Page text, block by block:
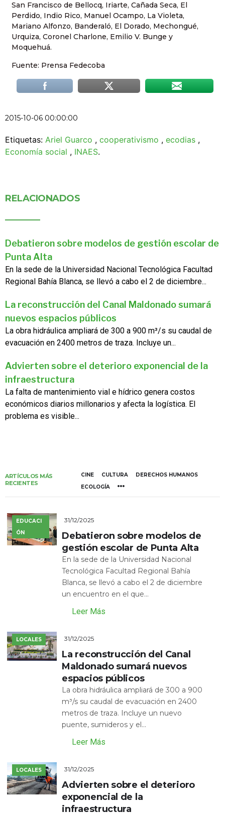
San Francisco de Bellocq, Iriarte, Cañada Seca, El
Perdido, Indio Rico, Manuel Ocampo, La Violeta,
Mariano Alfonzo, Banderaló, El Dorado, Mechongué,
Urquiza, Coronel Charlone, Emilio V. Bunge y
Moquehuá.
Fuente: Prensa Fedecoba
2015-10-06 00:00:00
Etiquetas: Ariel Guarco , cooperativismo , ecodias ,
Economía social , INAES.
RELACIONADOS
Debatieron sobre modelos de gestión escolar de
Punta Alta
En la sede de la Universidad Nacional Tecnológica Facultad
Regional Bahía Blanca, se llevó a cabo el 2 de diciembre...
La reconstrucción del Canal Maldonado sumará
nuevos espacios públicos
La obra hidráulica ampliará de 300 a 900 m³/s su caudal de
evacuación en 2400 metros de traza. Incluye un...
Advierten sobre el deterioro exponencial de la
infraestructura
La falta de mantenimiento vial e hídrico genera costos
económicos diarios millonarios y afecta la logística. El
problema es visible...
ARTÍCULOS MÁS
RECIENTES
CINE CULTURA
DERECHOS HUMANOS
ECOLOGÍA
EDUCACI
ÓN
31/12/2025
Debatieron sobre modelos de
gestión escolar de Punta Alta
En la sede de la Universidad Nacional
Tecnológica Facultad Regional Bahía
Blanca, se llevó a cabo el 2 de diciembre
un encuentro en el que...
Leer Más
LOCALES 31/12/2025
La reconstrucción del Canal
Maldonado sumará nuevos
espacios públicos
La obra hidráulica ampliará de 300 a 900
m³/s su caudal de evacuación en 2400
metros de traza. Incluye un nuevo
puente, sumideros y el...
Leer Más
LOCALES 31/12/2025
Advierten sobre el deterioro
exponencial de la
infraestructura